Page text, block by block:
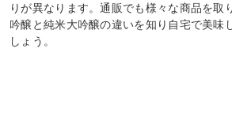
りが異なります。通販でも様々な商品を取
吟醸と純米大吟醸の違いを知り自宅で美味
しょう。